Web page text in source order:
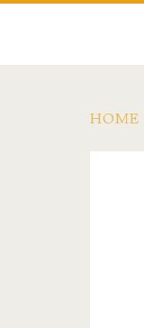
HOME